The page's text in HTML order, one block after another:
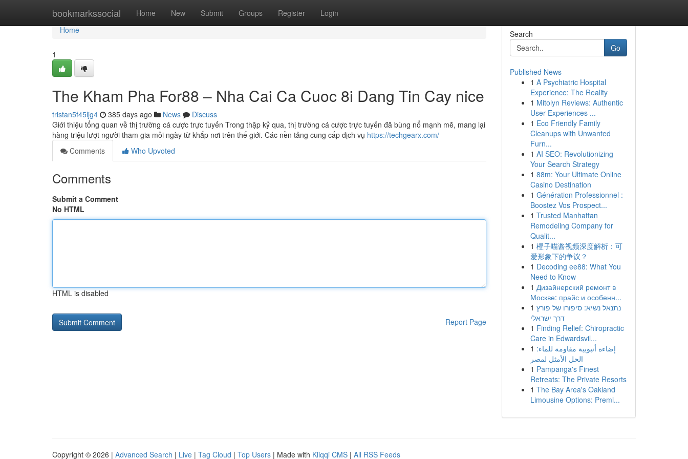
bookmarkssocial Home New Submit Groups Register Login
Home
Home
1
The Kham Pha For88 – Nha Cai Ca Cuoc 8i Dang Tin Cay nice
tristan5f45ljg4 385 days ago News
Discuss
Giới thiệu tổng quan về thị trường cá cược trực tuyến Trong thập kỷ qua, thị trường cá cược trực tuyến đã bùng nổ mạnh mẽ, mang lại
hàng triệu lượt người tham gia mỗi ngày từ khắp nơi trên thế giới. Các nền tảng cung cấp dịch vụ https://techgearx.com/
Comments
Who Upvoted
Comments
Submit a Comment
No HTML
HTML is disabled
Report Page
Search
Go
Published News
1 A Psychiatric Hospital
Experience: The Reality
1 Mitolyn Reviews: Authentic
User Experiences ...
1 Eco Friendly Family
Cleanups with Unwanted
Furn...
1 AI SEO: Revolutionizing
Your Search Strategy
1 88m: Your Ultimate Online
Casino Destination
1 Génération Professionnel :
Boostez Vos Prospect...
1 Trusted Manhattan
Remodeling Company for
Qualit...
1 橙子喵酱视频深度解析：可
爱形象下的争议？
1 Decoding ee88: What You
Need to Know
1 Дизайнерский ремонт в
Москве: прайс и особенн...
1 נתנאל נשיא: סיפורו של פורץ
דרך ישראלי
1 Finding Relief: Chiropractic
Care in Edwardsvil...
1 إضاءة أنبوبية مقاومة للماء:
الحل الأمثل لمصر
1 Pampanga's Finest
Retreats: The Private Resorts
1 The Bay Area's Oakland
Limousine Options: Premi...
Copyright © 2026 | Advanced Search | Live | Tag Cloud | Top Users | Made with Kliqqi CMS | All RSS Feeds